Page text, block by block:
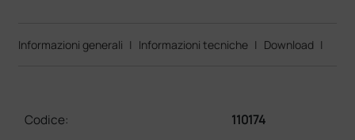
Informazioni generali | Informazioni tecniche | Download |
Codice:
110174